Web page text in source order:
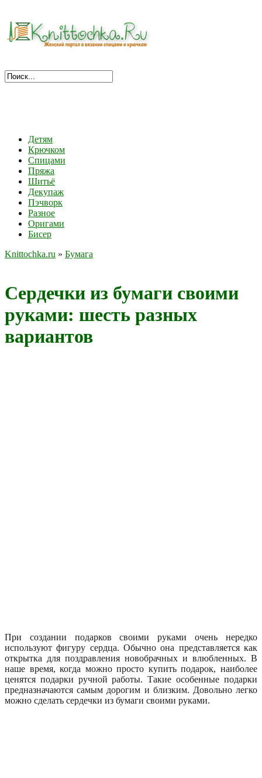
Детям
Крючком
Спицами
Пряжа
Шитьё
Декупаж
Пэчворк
Разное
Оригами
Бисер
Knittochka.ru » Бумага
Сердечки из бумаги своими
руками: шесть разных
вариантов
При создании подарков своими руками очень нередко
используют фигуру сердца. Обычно она представляется как
открытка для поздравления новобрачных и влюбленных. В
наше время, когда можно просто купить подарок, наиболее
ценятся подарки ручной работы. Такие особенные подарки
предназначаются самым дорогим и близким. Довольно легко
можно сделать сердечки из бумаги своими руками.